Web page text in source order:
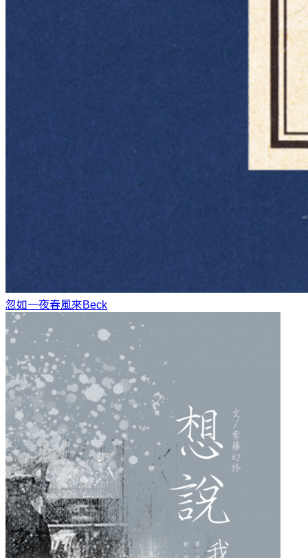
忽如一夜春風來Beck